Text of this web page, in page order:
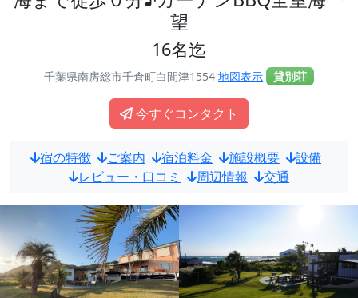
望
16名迄
千葉県南房総市千倉町白間津1554地図表示 貸別荘
今すぐコンタクト
宿の特徴 ご案内 宿泊料金 施設概要
設備
レビュー・口コミ
周辺情報 交通